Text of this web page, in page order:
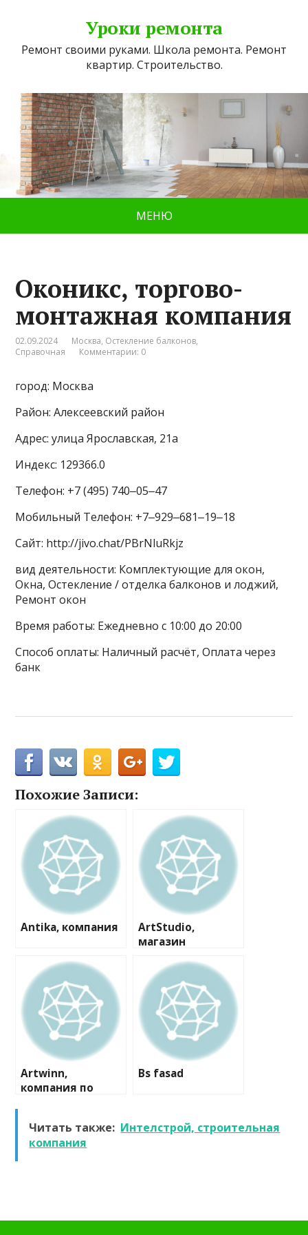
Уроки ремонта
Ремонт своими руками. Школа ремонта. Ремонт
квартир. Строительство.
МЕНЮ
Оконикс, торгово-
монтажная компания
02.09.2024 Москва, Остекление балконов,
Справочная
Комментарии: 0
город: Москва
Район: Алексеевский район
Адрес: улица Ярославская, 21а
Индекс: 129366.0
Телефон: +7 (495) 740‒05‒47
Мобильный Телефон: +7‒929‒681‒19‒18
Сайт: http://jivo.chat/PBrNluRkjz
вид деятельности: Комплектующие для окон,
Окна, Остекление / отделка балконов и лоджий,
Ремонт окон
Время работы: Ежедневно с 10:00 до 20:00
Способ оплаты: Наличный расчёт, Оплата через
банк
Похожие Записи:
Antika, компания
ArtStudio,
магазин
окон и дверей
Artwinn,
компания по
деревянных
домов
Bs fasad
Читать также: Интелстрой, строительная
компания